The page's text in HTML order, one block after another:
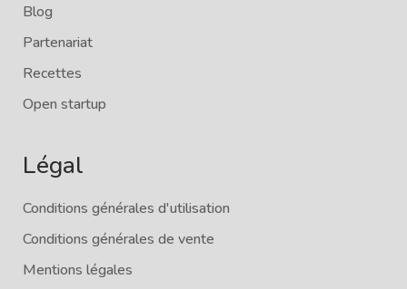
Blog
Partenariat
Recettes
Open startup
Légal
Conditions générales d'utilisation
Conditions générales de vente
Mentions légales